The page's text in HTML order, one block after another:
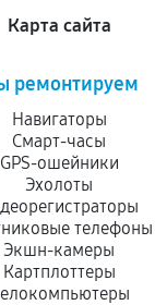
Карта сайта
ремонтируем
Навигаторы
Смарт-часы
GPS-ошейники
Эхолоты
телефоны
Экшн-камеры
Картплоттеры